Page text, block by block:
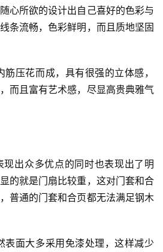
心所欲的设计出自己喜好的色彩与
条流畅，色彩鲜明，而且质地坚固
压花而成，具有很强的立体感，
而且富有艺术感，尽显高贵典雅气
现出众多优点的同时也表现出了明
的就是门扇比较重，这对门套和合
普通的门套和合页都无法满足钢木
表面大多采用免漆处理，这样减少